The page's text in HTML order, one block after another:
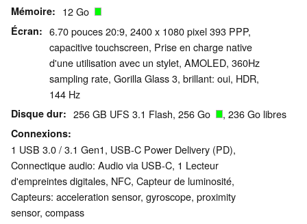
Mémoire 12 Go
Écran
6.70 pouces 20:9, 2400 x 1080 pixel 393 PPP,
capacitive touchscreen, Prise en charge native
d'une utilisation avec un stylet, AMOLED, 360Hz
sampling rate, Gorilla Glass 3, brillant: oui, HDR,
144 Hz
Disque dur 256 GB UFS 3.1 Flash, 256 Go , 236 Go libres
Connexions
1 USB 3.0 / 3.1 Gen1, USB-C Power Delivery (PD),
Connectique audio: Audio via USB-C, 1 Lecteur
d'empreintes digitales, NFC, Capteur de luminosité,
Capteurs: acceleration sensor, gyroscope, proximity
sensor, compass